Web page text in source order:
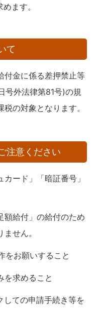
ます。
て
付金に係る差押禁止等
号外法律第81号)の規
の対象となります。
注意ください
カード」「暗証番号」
額給付」の給付のため
せん。
をお願いすること
を求めること
しての申請手続き等を